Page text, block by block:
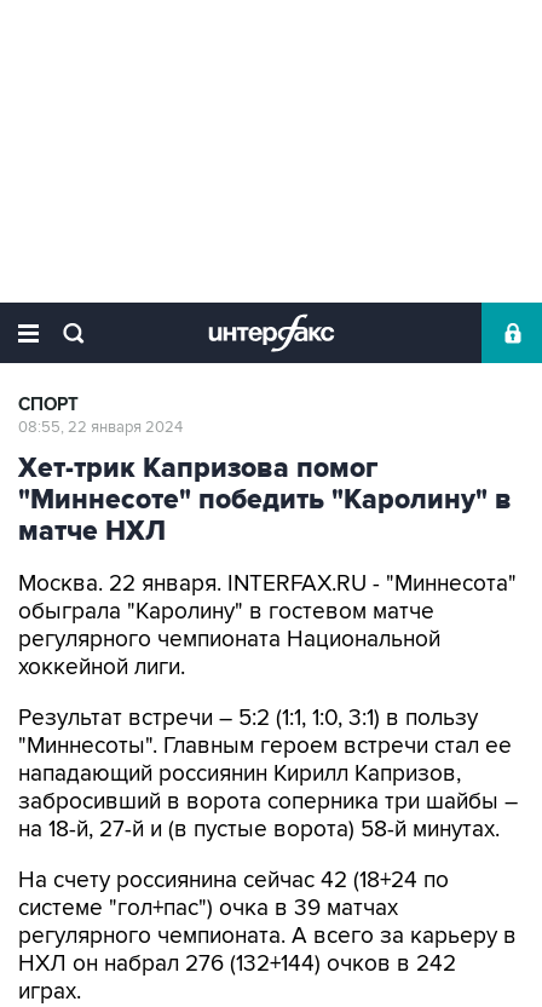
СПОРТ
08:55, 22 января 2024
Хет-трик Капризова помог
"Миннесоте" победить "Каролину" в
матче НХЛ
Москва. 22 января. INTERFAX.RU - "Миннесота"
обыграла "Каролину" в гостевом матче
регулярного чемпионата Национальной
хоккейной лиги.
Результат встречи – 5:2 (1:1, 1:0, 3:1) в пользу
"Миннесоты". Главным героем встречи стал ее
нападающий россиянин Кирилл Капризов,
забросивший в ворота соперника три шайбы –
на 18-й, 27-й и (в пустые ворота) 58-й минутах.
На счету россиянина сейчас 42 (18+24 по
системе "гол+пас") очка в 39 матчах
регулярного чемпионата. А всего за карьеру в
НХЛ он набрал 276 (132+144) очков в 242
играх.